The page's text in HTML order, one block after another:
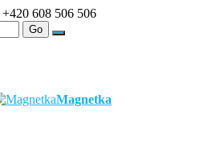
+420 608 506 506
Magnetka